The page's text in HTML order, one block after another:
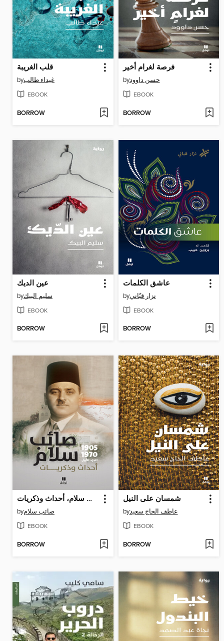
قلب الغريبة
byغيداء طالب
EBOOK
BORROW
فرصة لغرام أخير
byحسن داوود
EBOOK
BORROW
عين الديك
byسليم البيك
EBOOK
BORROW
عاشق الكلمات
byنزار قبّاني
EBOOK
BORROW
صائب سلام، أحداث وذكريات V1-2-3
byصائب سلام
EBOOK
BORROW
شمسان على النيل
byعاطف الحاج سعيد
EBOOK
BORROW